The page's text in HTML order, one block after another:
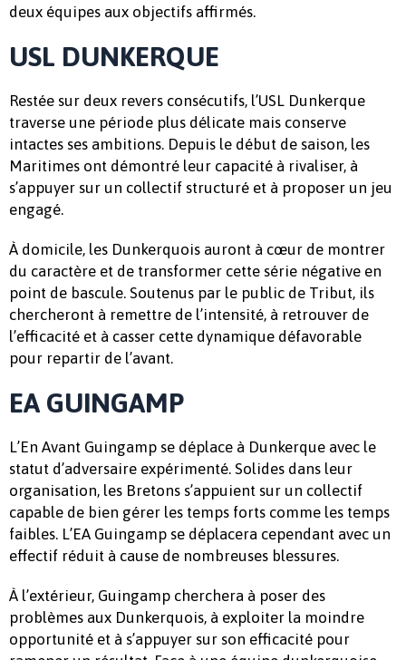
deux équipes aux objectifs affirmés.
USL DUNKERQUE
Restée sur deux revers consécutifs, l’USL Dunkerque
traverse une période plus délicate mais conserve
intactes ses ambitions. Depuis le début de saison, les
Maritimes ont démontré leur capacité à rivaliser, à
s’appuyer sur un collectif structuré et à proposer un jeu
engagé.
À domicile, les Dunkerquois auront à cœur de montrer
du caractère et de transformer cette série négative en
point de bascule. Soutenus par le public de Tribut, ils
chercheront à remettre de l’intensité, à retrouver de
l’efficacité et à casser cette dynamique défavorable
pour repartir de l’avant.
EA GUINGAMP
L’En Avant Guingamp se déplace à Dunkerque avec le
statut d’adversaire expérimenté. Solides dans leur
organisation, les Bretons s’appuient sur un collectif
capable de bien gérer les temps forts comme les temps
faibles. L’EA Guingamp se déplacera cependant avec un
effectif réduit à cause de nombreuses blessures.
À l’extérieur, Guingamp cherchera à poser des
problèmes aux Dunkerquois, à exploiter la moindre
opportunité et à s’appuyer sur son efficacité pour